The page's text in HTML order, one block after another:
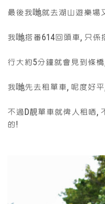
最後我哋就去湖山遊樂場
我哋搭番614回頭車, 只係
行大約5分鐘就會見到條
我哋先去租單車, 呢度好
不過D靚單車就俾人租哂,
的!